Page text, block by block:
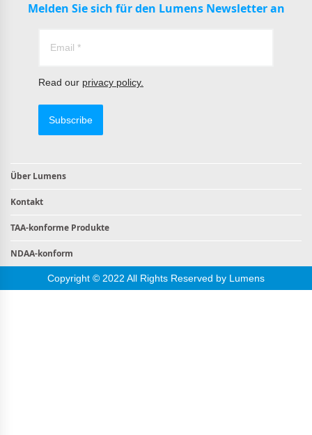
Melden Sie sich für den Lumens Newsletter an
Read our privacy policy.
Subscribe
Über Lumens
Kontakt
TAA-konforme Produkte
NDAA-konform
Copyright © 2022 All Rights Reserved by Lumens